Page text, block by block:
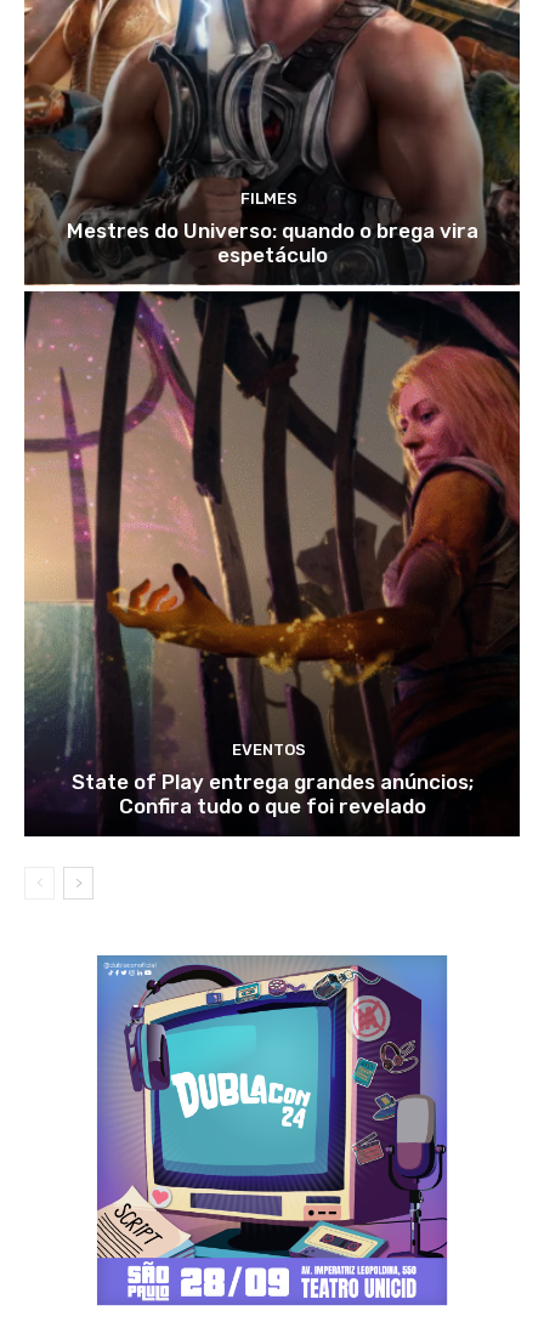
FILMES
Mestres do Universo: quando o brega vira
espetáculo
EVENTOS
State of Play entrega grandes anúncios;
Confira tudo o que foi revelado